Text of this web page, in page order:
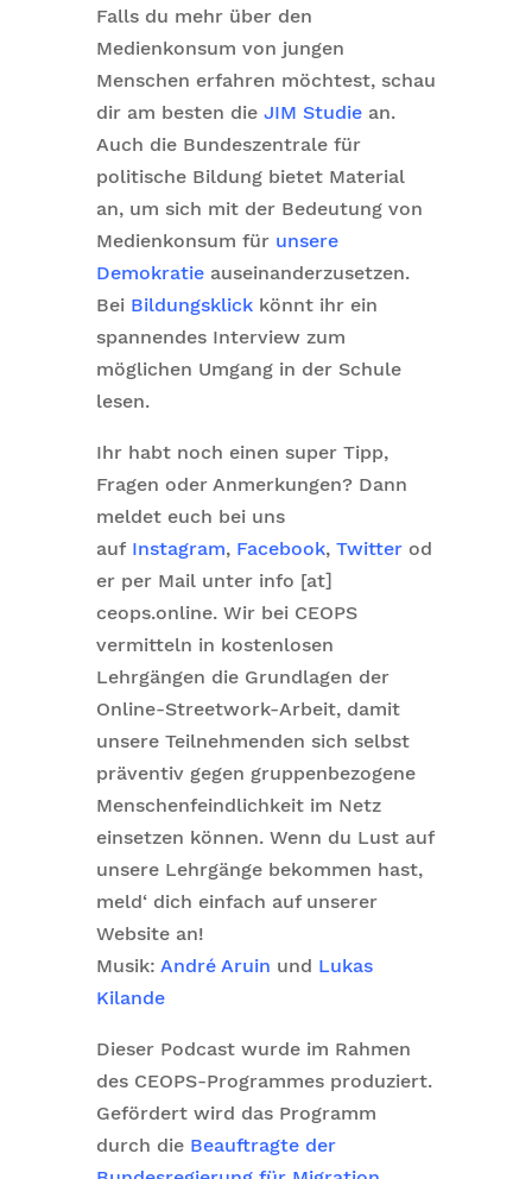
Falls du mehr über den
Medienkonsum von jungen
Menschen erfahren möchtest, schau
dir am besten die JIM Studie an.
Auch die Bundeszentrale für
politische Bildung bietet Material
an, um sich mit der Bedeutung von
Medienkonsum für unsere
Demokratieauseinanderzusetzen.
Bei Bildungsklickkönnt ihr ein
spannendes Interview zum
möglichen Umgang in der Schule
lesen.
Ihr habt noch einen super Tipp,
Fragen oder Anmerkungen? Dann
meldet euch bei uns
auf Instagram, Facebook, Twitterod
er per Mail unter info [at]
ceops.online. Wir bei CEOPS
vermitteln in kostenlosen
Lehrgängen die Grundlagen der
Online-Streetwork-Arbeit, damit
unsere Teilnehmenden sich selbst
präventiv gegen gruppenbezogene
Menschenfeindlichkeit im Netz
einsetzen können. Wenn du Lust auf
unsere Lehrgänge bekommen hast,
meld‘ dich einfach auf unserer
Websitean!
Musik: André Aruin und Lukas
Kilande
Dieser Podcast wurde im Rahmen
des CEOPS-Programmes produziert.
Gefördert wird das Programm
durch die Beauftragte der